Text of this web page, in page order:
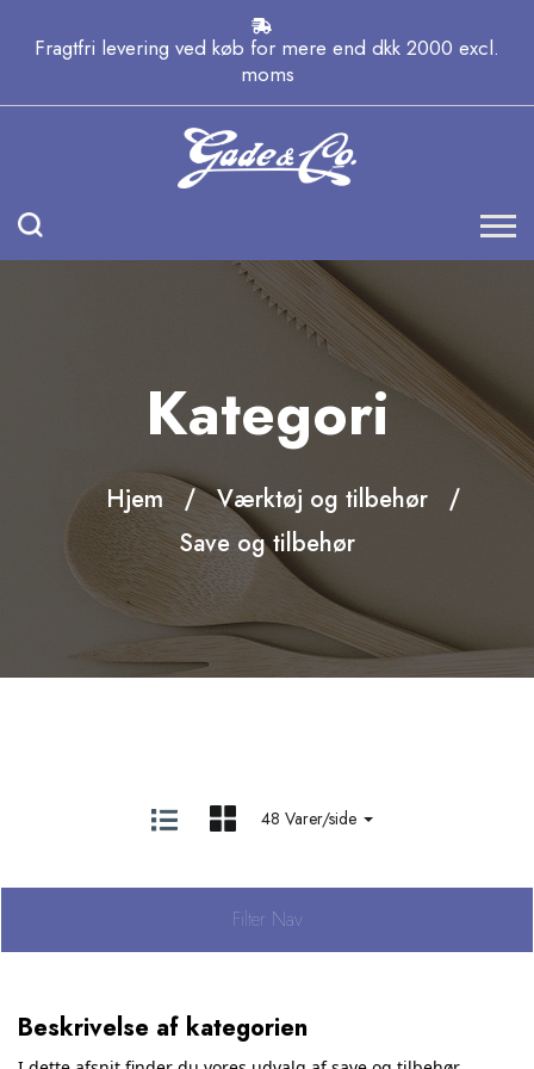
Fragtfri levering ved køb for mere end dkk 2000 excl.
moms
Kategori
Hjem
Værktøj og tilbehør
Save og tilbehør
48 Varer/side
Filter Nav
Beskrivelse af kategorien